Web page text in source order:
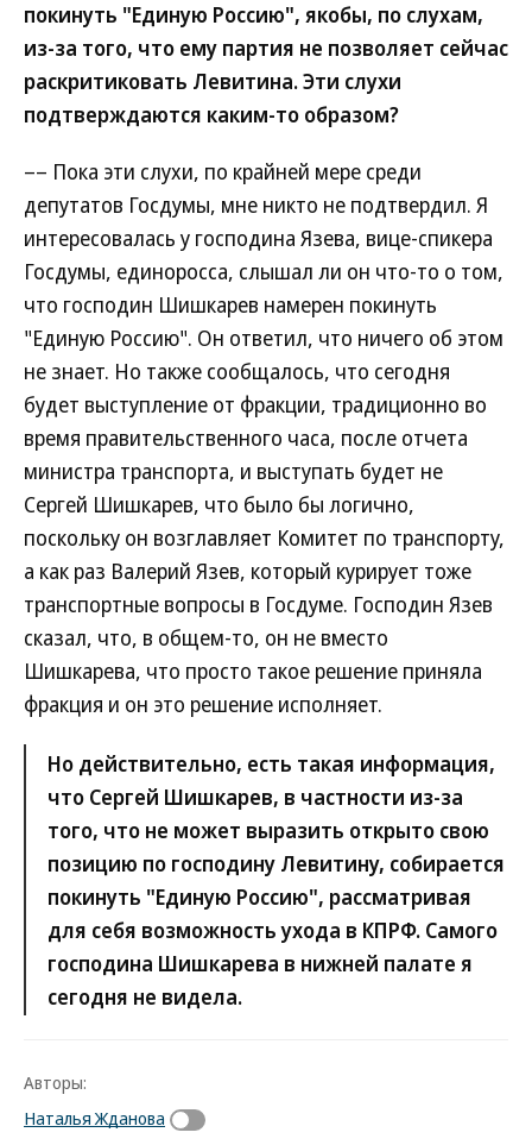
покинуть "Единую Россию", якобы, по слухам,
из-за того, что ему партия не позволяет сейчас
раскритиковать Левитина. Эти слухи
подтверждаются каким-то образом?
–– Пока эти слухи, по крайней мере среди
депутатов Госдумы, мне никто не подтвердил. Я
интересовалась у господина Язева, вице-спикера
Госдумы, единоросса, слышал ли он что-то о том,
что господин Шишкарев намерен покинуть
"Единую Россию". Он ответил, что ничего об этом
не знает. Но также сообщалось, что сегодня
будет выступление от фракции, традиционно во
время правительственного часа, после отчета
министра транспорта, и выступать будет не
Сергей Шишкарев, что было бы логично,
поскольку он возглавляет Комитет по транспорту,
а как раз Валерий Язев, который курирует тоже
транспортные вопросы в Госдуме. Господин Язев
сказал, что, в общем-то, он не вместо
Шишкарева, что просто такое решение приняла
фракция и он это решение исполняет.
Но действительно, есть такая информация,
что Сергей Шишкарев, в частности из-за
того, что не может выразить открыто свою
позицию по господину Левитину, собирается
покинуть "Единую Россию", рассматривая
для себя возможность ухода в КПРФ. Самого
господина Шишкарева в нижней палате я
сегодня не видела.
Авторы:
Наталья Жданова